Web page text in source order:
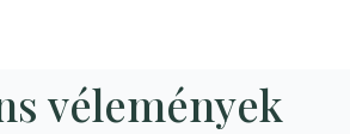
vélemények